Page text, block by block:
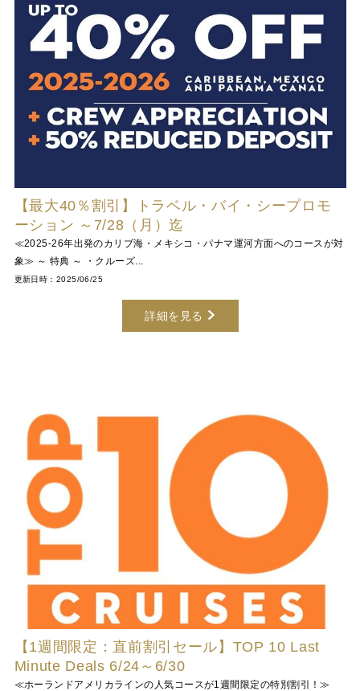
【最大40％割引】トラベル・バイ・シープロモ
ーション ～7/28（月）迄
≪2025-26年出発のカリブ海・メキシコ・パナマ運河方面へのコースが対
象≫ ～ 特典 ～ ・クルーズ...
更新日時：2025/06/25
詳細を見る
【1週間限定：直前割引セール】TOP 10 Last
Minute Deals 6/24～6/30
≪ホーランドアメリカラインの人気コースが1週間限定の特別割引！≫